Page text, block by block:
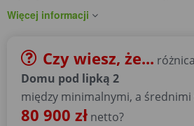
Więcej informacji
Czy wiesz, że...
Domu pod lipką 2
między minimalnymi, a
80 900 zł netto?